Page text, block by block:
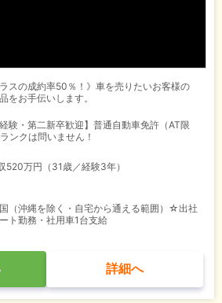
ラスの成約率50％！》車を売りたいお客様の
をお手伝いします。
経験・第二新卒歓迎】普通自動車免許（AT限
ンクは問いません！
520万円（31歳／経験3年）
国（沖縄を除く・自宅から通える範囲）☆出社
ト勤務・社用車1台支給
詳細へ